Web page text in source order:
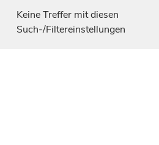
Keine Treffer mit diesen
Such-/Filtereinstellungen